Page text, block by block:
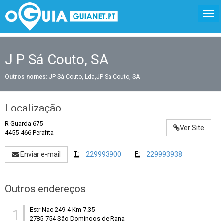
J P Sá Couto, SA
Outros nomes: JP Sá Couto, Lda,JP Sá Couto, SA
Localização
Ver Site
R Guarda 675
4455-466 Perafita
Enviar e-mail T: 229993900 F: 229993938
Outros endereços
1
Estr Nac 249-4 Km 7.35
2785-754 São Domingos de Rana